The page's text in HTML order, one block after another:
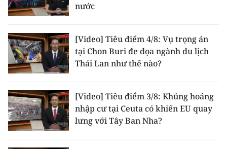
Media Y tế
Media Khoa học - Công nghệ
Media Môi trường
Infographic
TIN MỚI
nước
[Video] Tiêu điểm 4/8: Vụ trọng án
tại Chon Buri đe dọa ngành du lịch
Thái Lan như thế nào?
[Video] Tiêu điểm 3/8: Khủng hoảng
nhập cư tại Ceuta có khiến EU quay
lưng với Tây Ban Nha?